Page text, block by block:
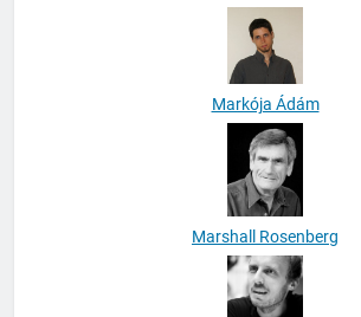
Markója Ádám
Marshall Rosenberg